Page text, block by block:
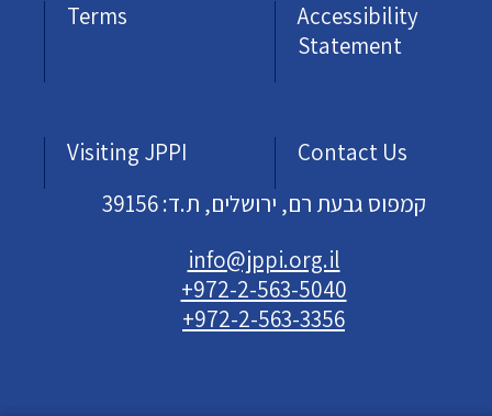
Terms
Accessibility
Statement
Visiting JPPI
Contact Us
קמפוס גבעת רם, ירושלים, ת.ד: 39156
info@jppi.org.il
+972-2-563-5040
+972-2-563-3356